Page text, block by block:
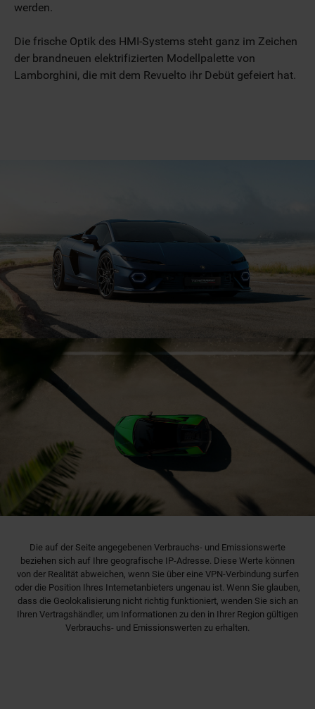
werden.
Die frische Optik des HMI-Systems steht ganz im Zeichen
der brandneuen elektrifizierten Modellpalette von
Lamborghini, die mit dem Revuelto ihr Debüt gefeiert hat.
Die auf der Seite angegebenen Verbrauchs- und Emissionswerte
beziehen sich auf Ihre geografische IP-Adresse. Diese Werte können
von der Realität abweichen, wenn Sie über eine VPN-Verbindung surfen
oder die Position Ihres Internetanbieters ungenau ist. Wenn Sie glauben,
dass die Geolokalisierung nicht richtig funktioniert, wenden Sie sich an
Ihren Vertragshändler, um Informationen zu den in Ihrer Region gültigen
Verbrauchs- und Emissionswerten zu erhalten.